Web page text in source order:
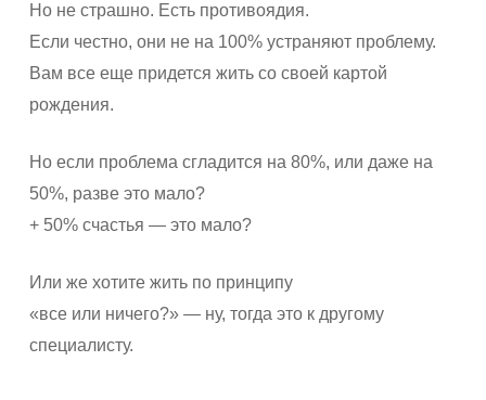
Но не страшно. Есть противоядия.
Если честно, они не на 100% устраняют проблему.
Вам все еще придется жить со своей картой
рождения.
Но если проблема сгладится на 80%, или даже на
50%, разве это мало?
+ 50% счастья — это мало?
Или же хотите жить по принципу
«все или ничего?» — ну, тогда это к другому
специалисту.